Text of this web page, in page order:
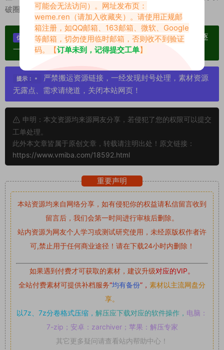
破圈的核心密码。
优势：
单个博主作品统一整合分享、素材高度去重复、逐
一归档方便收藏！
提示：
严禁搬运资源链接，一经发现封号处理，素材资源
无露点、需求请绕道，关闭本站网页！
申明：本文资源均来源网友分享，若侵犯了您的权限可以提交
工单处理。
此外本文章皆属于原创文章，转载请注明出处！原文链接：
https://www.vmiba.com/18592.html
重要声明
本站资源均来自网络分享，如有侵犯你的权益请私信留言收到
留言后，我们会第一时间进行审核后删除。
站内资源为网友个人学习或测试研究使用，未经原版权作者许
可,禁止用于任何商业途径！请在下载24小时内删除！
如果遇到付费才可获取的素材，建议升级对应的VIP。
全站付费素材可提供补档服务“均有备份”， 素材以主流网盘分
享。
以7z、7z分卷格式压缩， 解压应下载对应的软件操作， 电脑：
7-zip；安卓：zarchiver；苹果：解压专家
其它更多疑问请查看站内帮助中心！
可能会无法访问）。网址发布页：
weme.ren （请加入收藏夹）。请使用正规邮
箱注册，如QQ邮箱、163邮箱、微软、Google
等邮箱，切勿使用临时邮箱，否则收不到验证
码。【订单未到，记得提交工单】